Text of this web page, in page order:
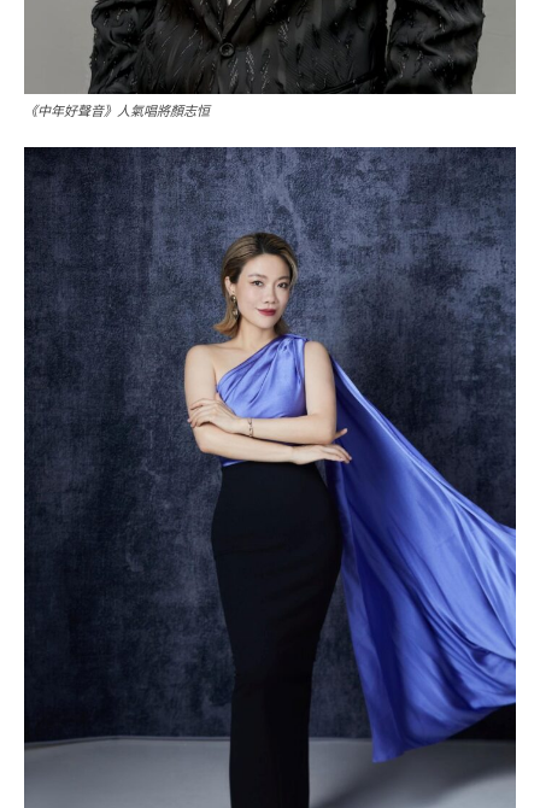
《中年好聲音》人氣唱將顏志恒